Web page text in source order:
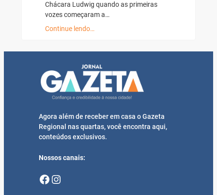
Chácara Ludwig quando as primeiras
vozes começaram a…
Continue lendo…
Agora além de receber em casa o Gazeta
Regional nas quartas, você encontra aqui,
conteúdos exclusivos.
Nossos canais:
Facebook Instagram